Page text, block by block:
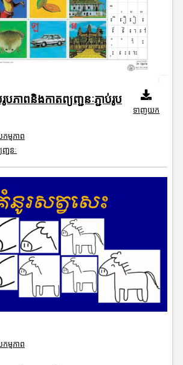
រូបភាពនិងកាតព្យញ្ជនៈភ្ជាប់រូប
ម្មភាព
ញ្ជនៈ
ទាញយក
ម្មភាព